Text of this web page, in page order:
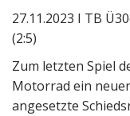
27.11.2023 I TB
(2:5)
Zum letzten Spiel
Motorrad ein
angesetzte